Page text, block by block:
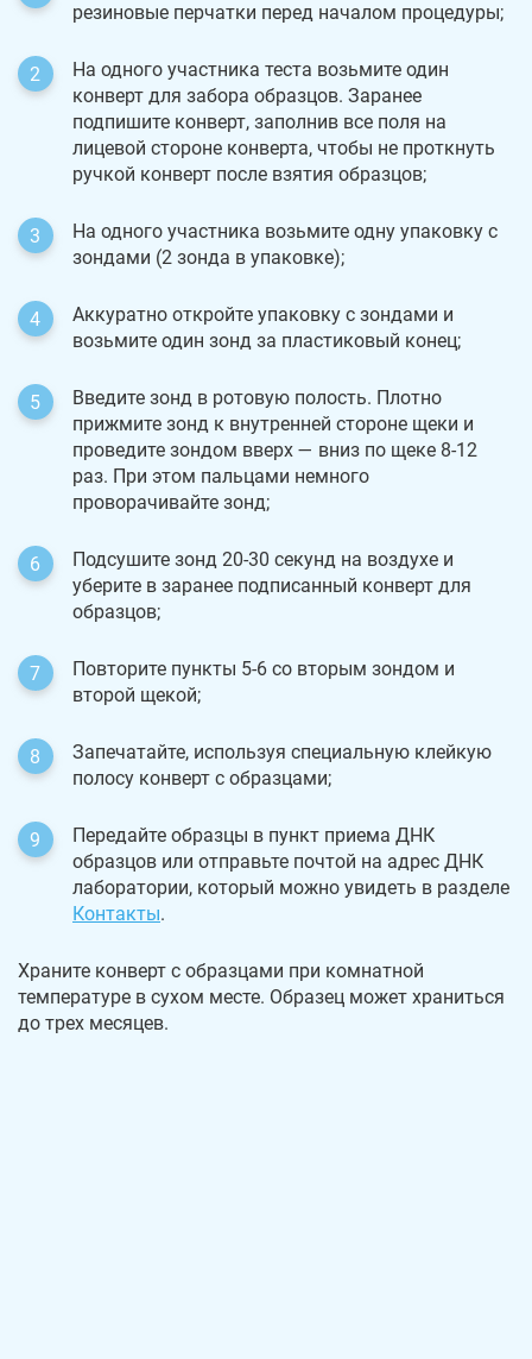
резиновые перчатки перед началом процедуры;
На одного участника теста возьмите один
конверт для забора образцов. Заранее
подпишите конверт, заполнив все поля на
лицевой стороне конверта, чтобы не проткнуть
ручкой конверт после взятия образцов;
На одного участника возьмите одну упаковку с
зондами (2 зонда в упаковке);
Аккуратно откройте упаковку с зондами и
возьмите один зонд за пластиковый конец;
Введите зонд в ротовую полость. Плотно
прижмите зонд к внутренней стороне щеки и
проведите зондом вверх — вниз по щеке 8-12
раз. При этом пальцами немного
проворачивайте зонд;
Подсушите зонд 20-30 секунд на воздухе и
уберите в заранее подписанный конверт для
образцов;
Повторите пункты 5-6 со вторым зондом и
второй щекой;
Запечатайте, используя специальную клейкую
полосу конверт с образцами;
Передайте образцы в пункт приема ДНК
образцов или отправьте почтой на адрес ДНК
лаборатории, который можно увидеть в разделе
Контакты.
Храните конверт с образцами при комнатной
температуре в сухом месте. Образец может храниться
до трех месяцев.